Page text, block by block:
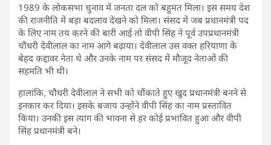
1989 के लोकसभा चुनाव में जनता दल को बहुमत मिला। इस समय देश
की राजनीति में बड़ा बदलाव देखने को मिला। संसद में जब प्रधानमंत्री पद
के लिए नाम तय करने की बारी आई तो वीपी सिंह ने पूर्व उपप्रधानमंत्री
चौधरी देवीलाल का नाम आगे बढ़ाया। देवीलाल उस वक्त हरियाणा के
बेहद कद्दावर नेता थे और उनके नाम पर संसद में मौजूद नेताओं की
सहमति भी थी।
हालांकि, चौधरी देवीलाल ने सभी को चौंकाते हुए खुद प्रधानमंत्री बनने से
इनकार कर दिया। इसके बजाय उन्होंने वीपी सिंह का नाम प्रस्तावित
किया। उनकी इस त्याग की भावना से हर कोई प्रभावित हुआ और वीपी
सिंह प्रधानमंत्री बने।